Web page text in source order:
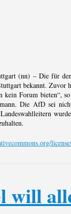
(nn) – Die für
bekannt.
Forum bieten“,
Die AfD sei